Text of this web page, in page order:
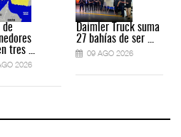
de
tres ...
2026
Daimler Truck suma
27 bahías de ser ...
09 AGO 2026